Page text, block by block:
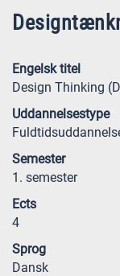
Engelsk titel
Design Thinking
Uddannelsestype
Semester
1. semester
Ects
4
Sprog
Dansk